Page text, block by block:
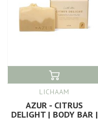
LICHAAM
AZUR - CITRUS
DELIGHT | BODY BAR |